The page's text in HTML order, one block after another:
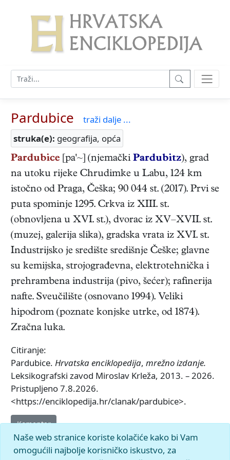
Pardubice
traži dalje ...
struka(e): geografija, opća
Pardubice [pa'~] (njemački Pardubitz), grad
na utoku rijeke Chrudimke u Labu, 124 km
istočno od Praga, Češka; 90 044 st. (2017). Prvi se
puta spominje 1295. Crkva iz XIII. st.
(obnovljena u XVI. st.), dvorac iz XV–XVII. st.
(muzej, galerija slika), gradska vrata iz XVI. st.
Industrijsko je središte središnje Češke; glavne
su kemijska, strojograđevna, elektrotehnička i
prehrambena industrija (pivo, šećer); rafinerija
nafte. Sveučilište (osnovano 1994). Veliki
hipodrom (poznate konjske utrke, od 1874).
Zračna luka.
Citiranje:
Pardubice. Hrvatska enciklopedija, mrežno izdanje.
Leksikografski zavod Miroslav Krleža, 2013. – 2026.
Pristupljeno 7.8.2026.
<https://enciklopedija.hr/clanak/pardubice>.
Komentar
Naše web stranice koriste kolačiće kako bi Vam
omogućili najbolje korisničko iskustvo, za